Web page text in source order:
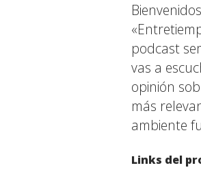
podcast
vas a
opinión
más
ambiente
Links del